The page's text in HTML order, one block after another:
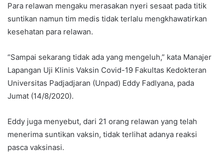
Para relawan mengaku merasakan nyeri sesaat pada titik
suntikan namun tim medis tidak terlalu mengkhawatirkan
kesehatan para relawan.
“Sampai sekarang tidak ada yang mengeluh,” kata Manajer
Lapangan Uji Klinis Vaksin Covid-19 Fakultas Kedokteran
Universitas Padjadjaran (Unpad) Eddy Fadlyana, pada
Jumat (14/8/2020).
Eddy juga menyebut, dari 21 orang relawan yang telah
menerima suntikan vaksin, tidak terlihat adanya reaksi
pasca vaksinasi.